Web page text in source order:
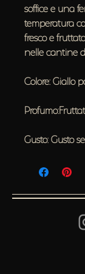
soffice e una
temperatura
fresco e
nelle cantine
Colore: Giallo
Gusto: Gusto